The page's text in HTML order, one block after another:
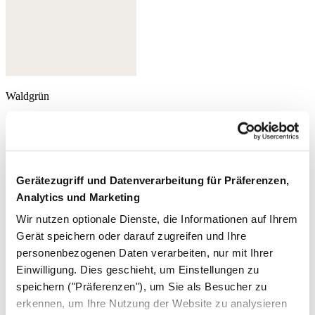
Gerätezugriff und Datenverarbeitung für Präferenzen,
Analytics und Marketing
Wir nutzen optionale Dienste, die Informationen auf Ihrem
Gerät speichern oder darauf zugreifen und Ihre
personenbezogenen Daten verarbeiten, nur mit Ihrer
Einwilligung. Dies geschieht, um Einstellungen zu
speichern ("Präferenzen"), um Sie als Besucher zu
erkennen, um Ihre Nutzung der Website zu analysieren
Waldgrün